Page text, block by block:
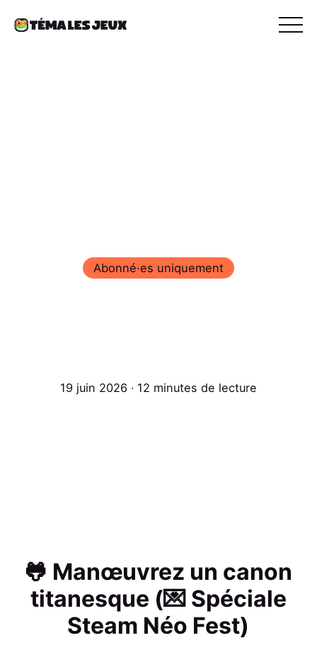
Abonné·es uniquement
19 juin 2026 ∙ 12 minutes de lecture
🐸 Manœuvrez un canon
titanesque (💌 Spéciale
Steam Néo Fest)